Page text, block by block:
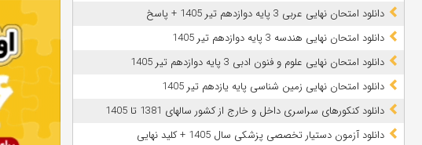
دانلود امتحان نهایی عربی 3 پایه دوازدهم تیر 1405 + پاسخ
دانلود امتحان نهایی هندسه 3 پایه دوازدهم تیر 1405
دانلود امتحان نهایی علوم و فنون ادبی 3 پایه دوازدهم تیر 1405
دانلود امتحان نهایی زمین شناسی پایه یازدهم تیر 1405
دانلود کنکورهای سراسری داخل و خارج از کشور سالهای 1381 تا 1405
دانلود آزمون دستیار تخصصی پزشکی سال 1405 + کلید نهایی